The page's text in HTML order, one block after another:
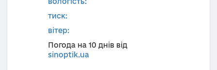
тиск:
вітер:
Погода на 10 днів від
sinoptik.ua